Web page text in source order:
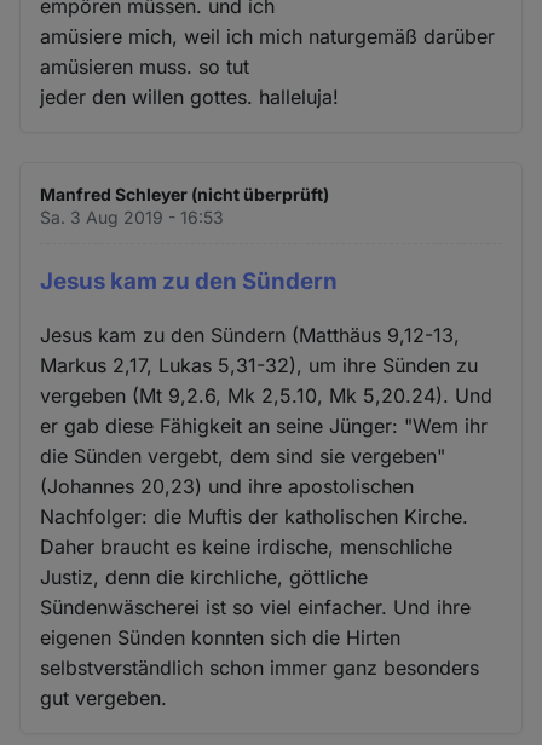
empören müssen. und ich
amüsiere mich, weil ich mich naturgemäß darüber
amüsieren muss. so tut
jeder den willen gottes. halleluja!
Manfred Schleyer (nicht überprüft)
Sa. 3 Aug 2019 - 16:53
Jesus kam zu den Sündern
Jesus kam zu den Sündern (Matthäus 9,12-13,
Markus 2,17, Lukas 5,31-32), um ihre Sünden zu
vergeben (Mt 9,2.6, Mk 2,5.10, Mk 5,20.24). Und
er gab diese Fähigkeit an seine Jünger: "Wem ihr
die Sünden vergebt, dem sind sie vergeben"
(Johannes 20,23) und ihre apostolischen
Nachfolger: die Muftis der katholischen Kirche.
Daher braucht es keine irdische, menschliche
Justiz, denn die kirchliche, göttliche
Sündenwäscherei ist so viel einfacher. Und ihre
eigenen Sünden konnten sich die Hirten
selbstverständlich schon immer ganz besonders
gut vergeben.